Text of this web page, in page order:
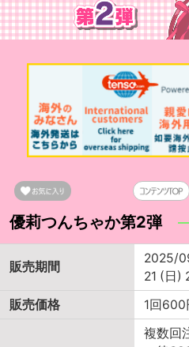
優莉つんちゃか第2弾
販売期間
2025/
21 (日)
販売価格
1回600
複数回